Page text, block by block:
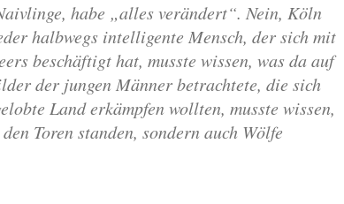
habe „alles verändert“. Nein, Köln
halbwegs intelligente Mensch, der sich mit
beschäftigt hat, musste wissen, was da auf
der jungen Männer betrachtete, die sich
Land erkämpfen wollten, musste wissen,
Toren standen, sondern auch Wölfe